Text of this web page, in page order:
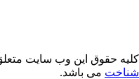
حقوق این وب سایت متعلق
می باشد.